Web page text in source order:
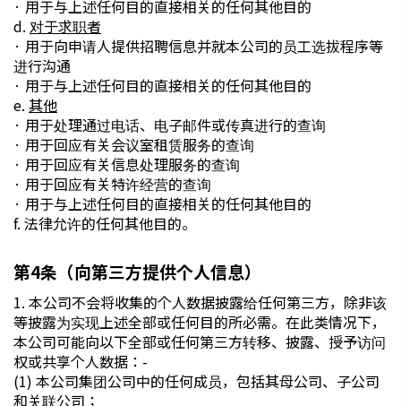
· 用于与上述任何目的直接相关的任何其他目的
d. 对于求职者
· 用于向申请人提供招聘信息并就本公司的员工选拔程序等
进行沟通
· 用于与上述任何目的直接相关的任何其他目的
e. 其他
· 用于处理通过电话、电子邮件或传真进行的查询
· 用于回应有关会议室租赁服务的查询
· 用于回应有关信息处理服务的查询
· 用于回应有关特许经营的查询
· 用于与上述任何目的直接相关的任何其他目的
f. 法律允许的任何其他目的。
第4条（向第三方提供个人信息）
1. 本公司不会将收集的个人数据披露给任何第三方，除非该
等披露为实现上述全部或任何目的所必需。在此类情况下，
本公司可能向以下全部或任何第三方转移、披露、授予访问
权或共享个人数据：-
(1) 本公司集团公司中的任何成员，包括其母公司、子公司
和关联公司；